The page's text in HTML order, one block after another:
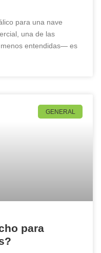
para una nave
una de las
entendidas— es
GENERAL
para